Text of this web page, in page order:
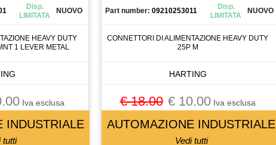
Disp.
LIMITATA
NUOVO
HEAVY DUTY
1 LEVER METAL
Iva esclusa
INDUSTRIALE
tutti
Part number: 09210253011
Disp.
LIMITATA
NUOVO
CONNETTORI DI ALIMENTAZIONE HEAVY DUTY
25P M
HARTING
€ 18.00 € 10.00Iva esclusa
AUTOMAZIONE INDUSTRIALE
Vedi tutti